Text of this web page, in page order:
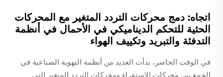
اتجاه: دمج محركات التردد المتغير مع المحركات
الحثية للتحكم الديناميكي في الأحمال في أنظمة
التدفئة والتبريد وتكييف الهواء
في الوقت الحاضر، بدأت العديد من أنظمة التهوية الصناعية في
الجمع بين محركات الاستقراء ومحركات التردد المتغير التي